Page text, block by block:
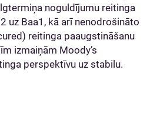
noguldījumu reitinga
uz Baa1, kā arī nenodrošināto
reitinga paaugstināšanu
izmaiņām Moody’s
perspektīvu uz stabilu.